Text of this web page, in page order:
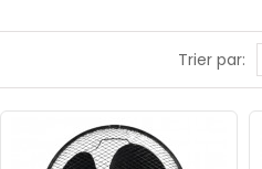
Trier par: